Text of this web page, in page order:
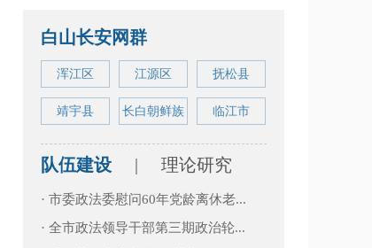
白山长安网群
浑江区 江源区 抚松县
靖宇县 长白朝鲜族 临江市
队伍建设 | 理论研究
· 市委政法委慰问60年党龄离休老...
· 全市政法领导干部第三期政治轮...